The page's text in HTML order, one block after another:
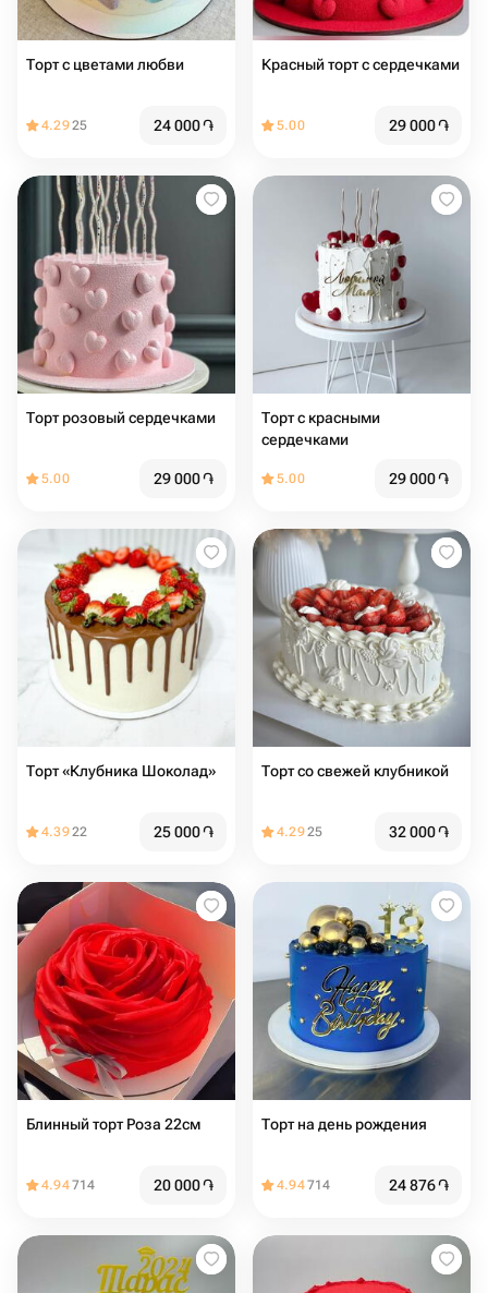
Торт с цветами любви
4.2925 24 000֏
Красный торт с сердечками
5.00 29 000֏
Торт розовый сердечками
5.00 29 000֏
Торт с красными
сердечками
5.00 29 000֏
Торт «Клубника Шоколад»
4.3922 25 000֏
Торт со свежей клубникой
4.2925 32 000֏
Блинный торт Роза 22см
4.94714 20 000֏
Торт на день рождения
4.94714 24 876֏